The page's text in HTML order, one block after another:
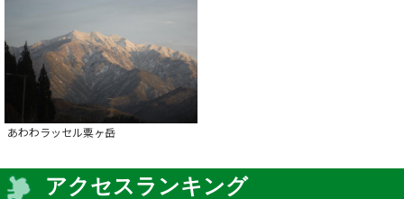
あわわラッセル粟ヶ岳
アクセスランキング